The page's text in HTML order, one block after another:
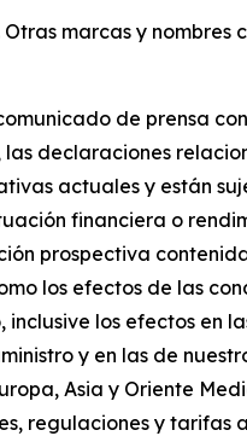
marcas y nombres
de prensa
declaraciones
actuales y están
financiera o
prospectiva
los efectos de las
los efectos en
y en las de
Asia y Oriente
regulaciones y tarifas